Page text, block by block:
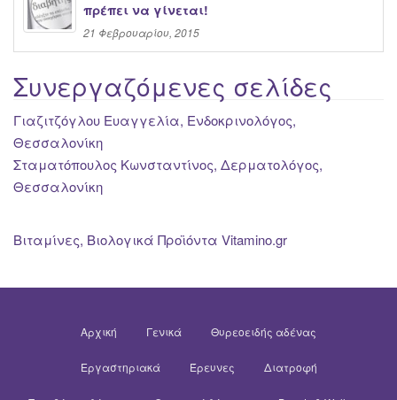
πρέπει να γίνεται!
21 Φεβρουαρίου, 2015
Συνεργαζόμενες σελίδες
Γιαζιτζόγλου Ευαγγελία, Ενδοκρινολόγος,
Θεσσαλονίκη
Σταματόπουλος Κωνσταντίνος, Δερματολόγος,
Θεσσαλονίκη
Βιταμίνες, Βιολογικά Προϊόντα Vitamino.gr
Αρχική Γενικά Θυρεοειδής αδένας
Εργαστηριακά Έρευνες Διατροφή